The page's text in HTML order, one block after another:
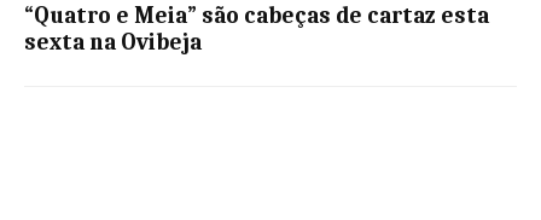
“Quatro e Meia” são cabeças de cartaz esta
sexta na Ovibeja